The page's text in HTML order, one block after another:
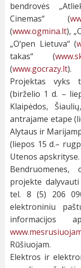
bendrovės
Cinemas“ (
(www.ogmina.lt),
„O‘pen Lietuva“ (
takas“ (
(www.gocrazy.lt).
Projektas vyks
(birželio 1 d. –
Klaipėdos,
antrajame etape
Alytaus ir
(liepos 15 d.–
Utenos apskrityse.
projekte
tel. 8 (5) 206
elektroniniu
informacijos
Rūšiuojam.
Elektros ir